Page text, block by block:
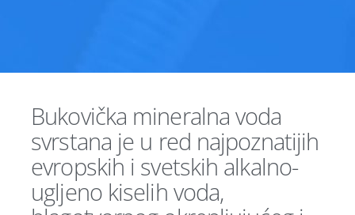
Bukovička mineralna voda
svrstana je u red najpoznatijih
evropskih i svetskih alkalno-
ugljeno kiselih voda,